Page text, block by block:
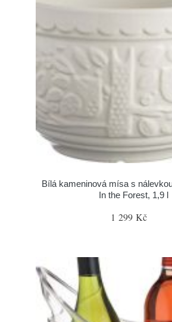
Bílá kameninová mísa s
In the Forest, 1,9 l
1 299 Kč